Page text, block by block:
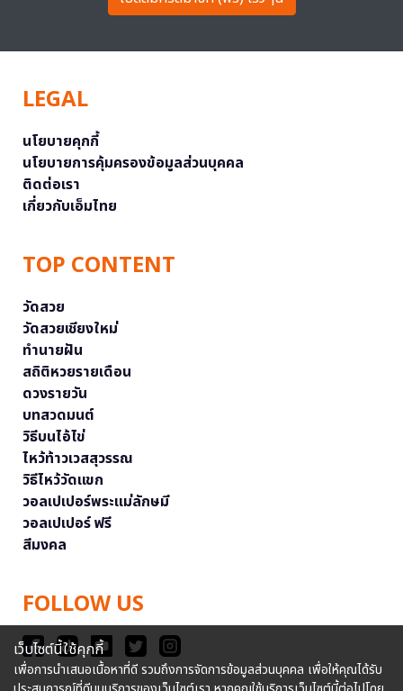
LEGAL
นโยบายคุกกี้
นโยบายการคุ้มครองข้อมูลส่วนบุคคล
ติดต่อเรา
เกี่ยวกับเอ็มไทย
TOP CONTENT
วัดสวย
วัดสวยเชียงใหม่
ทำนายฝัน
สถิติหวยรายเดือน
ดวงรายวัน
บทสวดมนต์
วิธีบนไอ้ไข่
ไหว้ท้าวเวสสุวรรณ
วิธีไหว้วัดแขก
วอลเปเปอร์พระแม่ลักษมี
วอลเปเปอร์ ฟรี
สีมงคล
FOLLOW US
เว็บไซต์นี้ใช้คุกกี้
เพื่อการนำเสนอเนื้อหาที่ดี รวมถึงการจัดการข้อมูลส่วนบุคคล เพื่อให้คุณได้รับ